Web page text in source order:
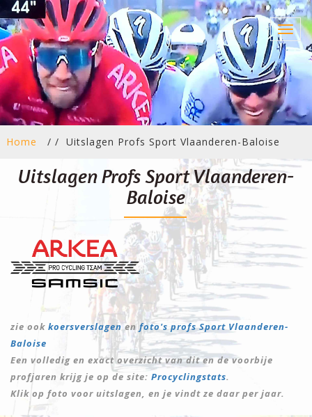
Home / / Uitslagen Profs Sport Vlaanderen-Baloise
Uitslagen Profs Sport Vlaanderen-
Baloise
zie ook koersverslagenen foto's profs Sport Vlaanderen-
Baloise
Een volledig en exact overzicht van dit en de voorbije
profjaren krijg je op de site: Procyclingstats.
Klik op foto voor uitslagen, en je vindt ze daar per jaar.